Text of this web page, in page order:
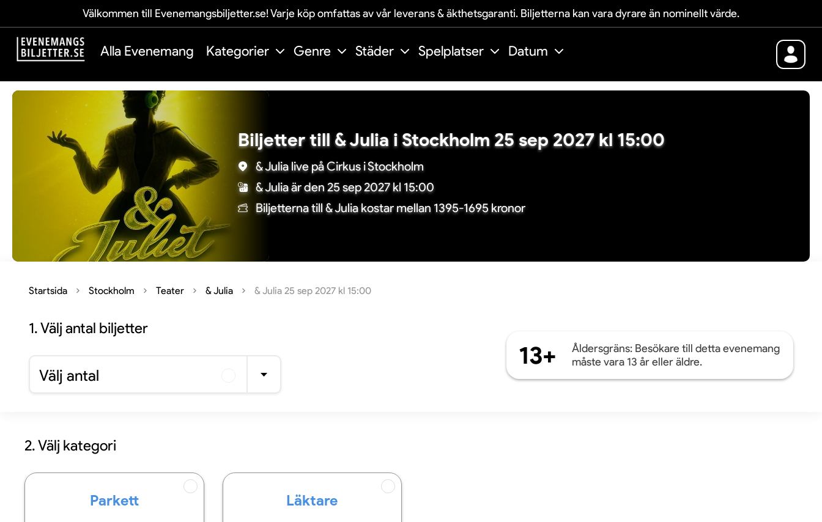
Välkommen till Evenemangsbiljetter.se! Varje köp omfattas av vår leverans & äkthetsgaranti. Biljetterna kan vara dyrare än nominellt värde.
Alla Evenemang Kategorier Genre Städer Spelplatser Datum
Biljetter till & Julia i Stockholm 25 sep 2027 kl 15:00
& Julia live på Cirkus i Stockholm
& Julia är den 25 sep 2027 kl 15:00
Biljetterna till & Julia kostar mellan 1395-1695 kronor
Startsida Stockholm Teater & Julia & Julia 25 sep 2027 kl 15:00
1.Välj antal biljetter
Välj antal
13+
Åldersgräns: Besökare till detta evenemang
måste vara 13 år eller äldre.
2. Välj kategori
Parkett Läktare